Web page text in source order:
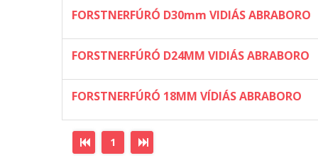
FORSTNERFÚRÓ D30mm VIDIÁS ABRABORO
FORSTNERFÚRÓ D24MM VIDIÁS ABRABORO
FORSTNERFÚRÓ 18MM VÍDIÁS ABRABORO
1